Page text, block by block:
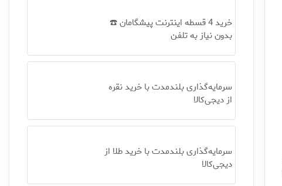
خرید 4 قسطه اینترنت پیشگامان ☎️
بدون نیاز به تلفن
سرمایه‌گذاری بلندمدت با خرید نقره
از دیجی‌کالا
سرمایه‌گذاری بلندمدت با خرید طلا از
دیجی‌کالا